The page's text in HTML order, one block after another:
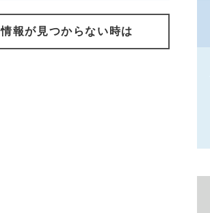
情報が見つからない時は